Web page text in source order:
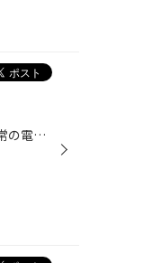
続きまして、 内装作業ですが、セレオスのＬＥＤルームに交換致しました！ 通常の電球の約３倍近い光量で落し物をしてもバッチリ見つけられます！ 同時にシートカバーも装着していただき クラッツェオのラグジュアリーのアイボリー色を装着ｗ 厚みが15ｍｍあるのフカフカ＆高級感アップですね！ あ...